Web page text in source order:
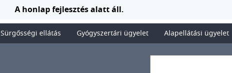
A honlap fejlesztés alatt áll.
Sürgősségi ellátás Gyógyszertári ügyelet Alapellátási ügyelet